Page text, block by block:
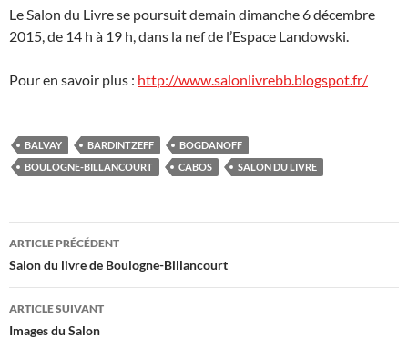
Le Salon du Livre se poursuit demain dimanche 6 décembre
2015, de 14 h à 19 h, dans la nef de l’Espace Landowski.
Pour en savoir plus : http://www.salonlivrebb.blogspot.fr/
BALVAY BARDINTZEFF
BOGDANOFF
BOULOGNE-BILLANCOURT
CABOS SALON DU LIVRE
Navigation
des
articles
ARTICLE PRÉCÉDENT
Salon du livre de Boulogne-Billancourt
ARTICLE SUIVANT
Images du Salon